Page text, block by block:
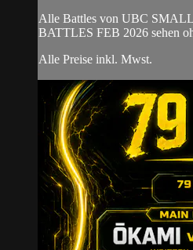
Alle Battles von UBC
BATTLES FEB 2026 sehen
Alle Preise inkl. Mwst.